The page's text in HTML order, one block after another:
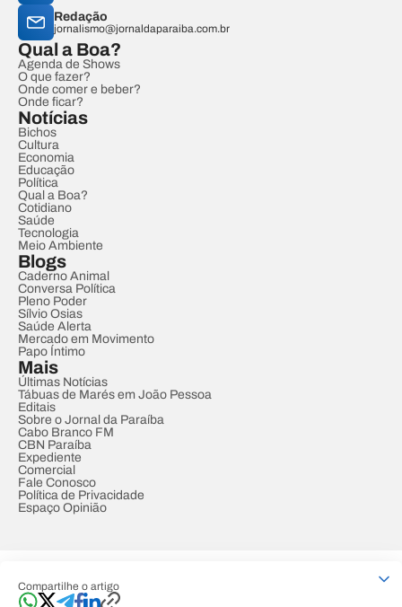
Compartilhe o artigo
Redação
jornalismo@jornaldaparaiba.com.br
Qual a Boa?
Agenda de Shows
O que fazer?
Onde comer e beber?
Onde ficar?
Notícias
Bichos
Cultura
Economia
Educação
Política
Qual a Boa?
Cotidiano
Saúde
Tecnologia
Meio Ambiente
Blogs
Caderno Animal
Conversa Política
Pleno Poder
Sílvio Osias
Saúde Alerta
Mercado em Movimento
Papo Íntimo
Mais
Últimas Notícias
Tábuas de Marés em João Pessoa
Editais
Sobre o Jornal da Paraíba
Cabo Branco FM
CBN Paraíba
Expediente
Comercial
Fale Conosco
Política de Privacidade
Espaço Opinião